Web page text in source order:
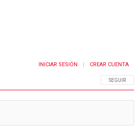
SIGA ESTA
SEGUIR
INICIAR SESIÓN CREAR CUENTA